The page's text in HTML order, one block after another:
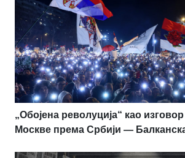
„Обојена револуција“ као
Москве према Србији —